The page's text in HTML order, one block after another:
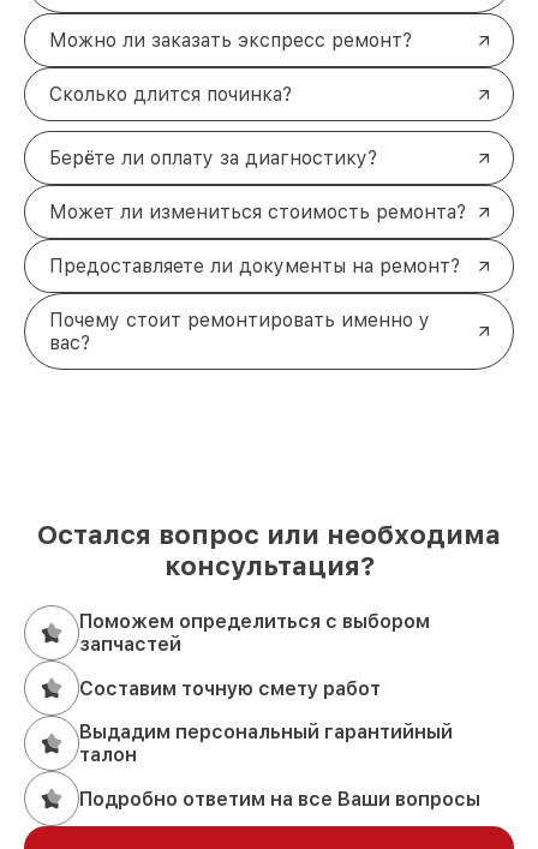
Можно ли заказать экспресс ремонт?
Сколько длится починка?
Берёте ли оплату за диагностику?
Может ли измениться стоимость ремонта?
Предоставляете ли документы на ремонт?
Почему стоит ремонтировать именно у
вас?
Остался вопрос или необходима
консультация?
Поможем определиться с выбором
запчастей
Составим точную смету работ
Выдадим персональный гарантийный
талон
Подробно ответим на все Ваши вопросы